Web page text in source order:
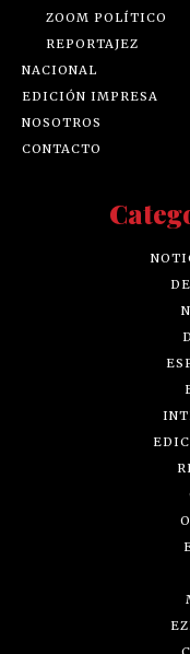
ZOOM POLÍTICO
REPORTAJEZ
NACIONAL
EDICIÓN IMPRESA
NOSOTROS
CONTACTO